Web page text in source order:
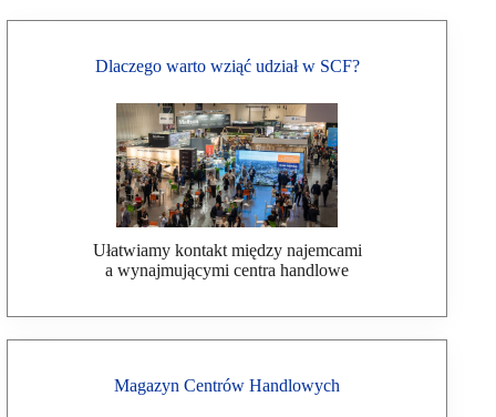
Dlaczego warto wziąć udział w SCF?
Ułatwiamy kontakt między najemcami
a wynajmującymi centra handlowe
Magazyn Centrów Handlowych